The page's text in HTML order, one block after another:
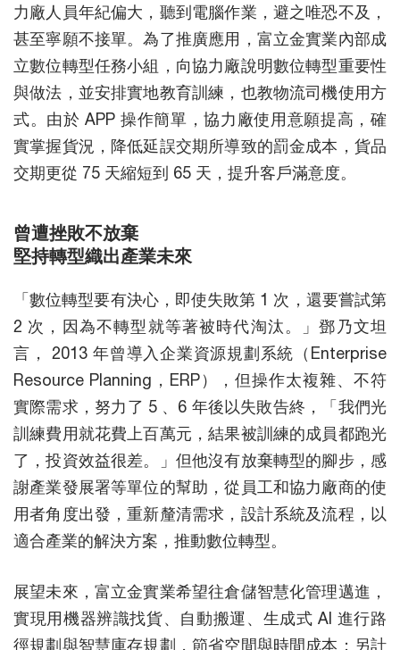
力廠人員年紀偏大，聽到電腦作業，避之唯恐不及，
甚至寧願不接單。為了推廣應用，富立金實業內部成
立數位轉型任務小組，向協力廠說明數位轉型重要性
與做法，並安排實地教育訓練，也教物流司機使用方
式。由於 APP 操作簡單，協力廠使用意願提高，確
實掌握貨況，降低延誤交期所導致的罰金成本，貨品
交期更從 75 天縮短到 65 天，提升客戶滿意度。
曾遭挫敗不放棄
堅持轉型織出產業未來
「數位轉型要有決心，即使失敗第 1 次，還要嘗試第
2 次，因為不轉型就等著被時代淘汰。」鄧乃文坦
言， 2013 年曾導入企業資源規劃系統（Enterprise
Resource Planning，ERP），但操作太複雜、不符
實際需求，努力了 5 、6 年後以失敗告終，「我們光
訓練費用就花費上百萬元，結果被訓練的成員都跑光
了，投資效益很差。」但他沒有放棄轉型的腳步，感
謝產業發展署等單位的幫助，從員工和協力廠商的使
用者角度出發，重新釐清需求，設計系統及流程，以
適合產業的解決方案，推動數位轉型。
展望未來，富立金實業希望往倉儲智慧化管理邁進，
實現用機器辨識找貨、自動搬運、生成式 AI 進行路
徑規劃與智慧庫存規劃，節省空間與時間成本；另計